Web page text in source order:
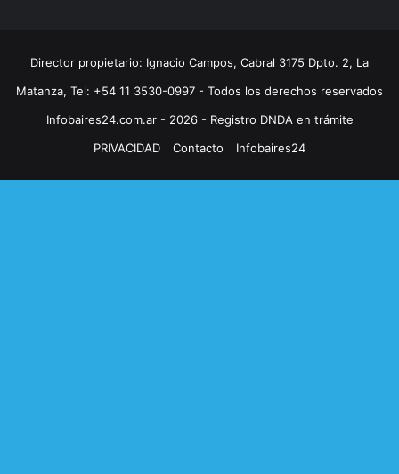
Director propietario: Ignacio Campos, Cabral 3175 Dpto. 2, La
Matanza, Tel: +54 11 3530-0997 - Todos los derechos reservados
Infobaires24.com.ar - 2026 - Registro DNDA en trámite
PRIVACIDAD
Contacto Infobaires24